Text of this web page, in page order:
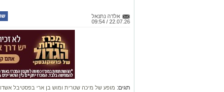
אלדה נתנאל
22.07.26 / 09:54
תגים: מופע של מיכה שטרית ומוש בן ארי בפסטיבל